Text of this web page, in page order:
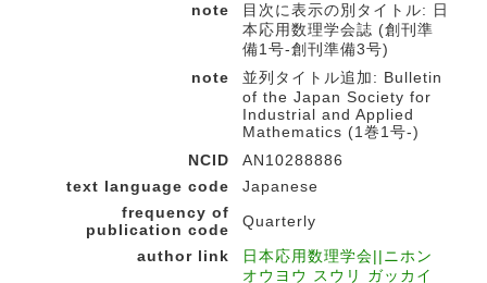
note
目次に表示の別タイトル: 日
本応用数理学会誌 (創刊準
備1号-創刊準備3号)
note
並列タイトル追加: Bulletin
of the Japan Society for
Industrial and Applied
Mathematics (1巻1号-)
NCID
AN10288886
text language code
Japanese
frequency of
publication code
Quarterly
author link
日本応用数理学会||ニホン
オウヨウ スウリ ガッカイ